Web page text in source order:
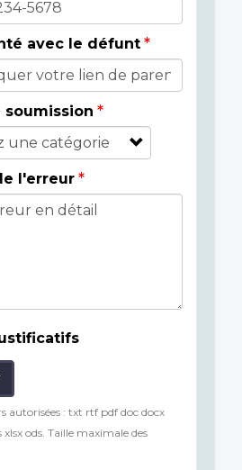
avec le défunt
soumission
l'erreur
autorisées : txt rtf pdf doc docx
ods. Taille maximale des